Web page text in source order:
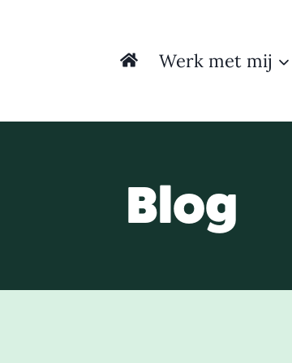
Werk met mij
Blog